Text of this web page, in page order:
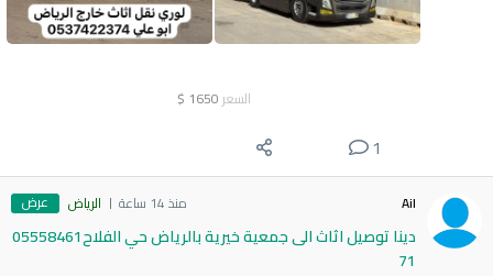
السعر 1650
$
1
Ail منذ 14 ساعة الرياض عرض
دينا توصيل اثاث الى جمعية خيرية بالرياض حي الفلاح05558461
71